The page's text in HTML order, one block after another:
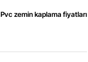
Pvc zemin kaplama fiyatları